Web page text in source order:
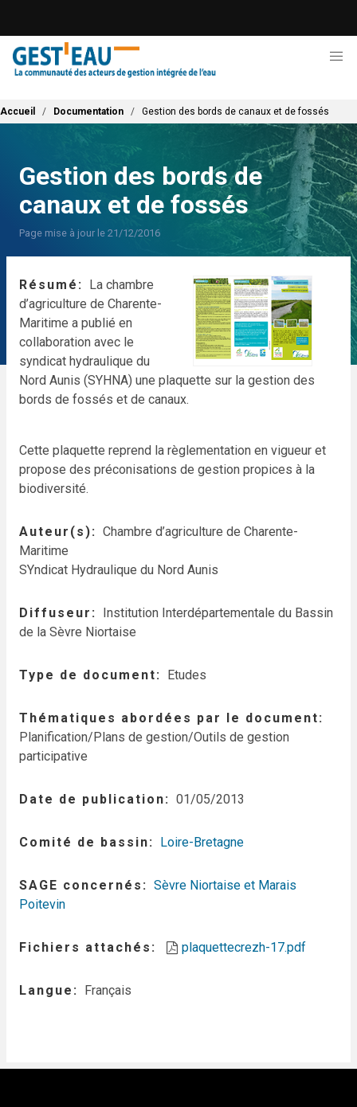
contenu
principal
Fil d'Ariane
Accueil Documentation Gestion des bords de canaux et de fossés
Gestion des bords de
canaux et de fossés
Page mise à jour le 21/12/2016
Résumé
La chambre
d’agriculture de Charente-
Maritime a publié en
collaboration avec le
syndicat hydraulique du
Nord Aunis (SYHNA) une plaquette sur la gestion des
bords de fossés et de canaux.
Cette plaquette reprend la règlementation en vigueur et
propose des préconisations de gestion propices à la
biodiversité.
Auteur(s)
Chambre d’agriculture de Charente-
Maritime
SYndicat Hydraulique du Nord Aunis
Diffuseur
Institution Interdépartementale du Bassin
de la Sèvre Niortaise
Type de document Etudes
Thématiques abordées par le document
Planification/Plans de gestion/Outils de gestion
participative
Date de publication 01/05/2013
Comité de bassin Loire-Bretagne
SAGE concernés
Sèvre Niortaise et Marais
Poitevin
Fichiers attachés plaquettecrezh-17.pdf
Langue Français